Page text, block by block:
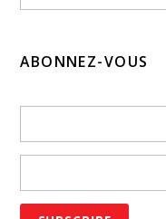
ABONNEZ-VOUS